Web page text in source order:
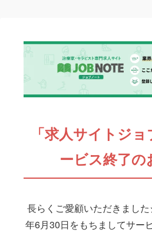
「求人サイトジ
ービス終了の
長らくご愛顧いただきまし
年6月30日をもちましてサー